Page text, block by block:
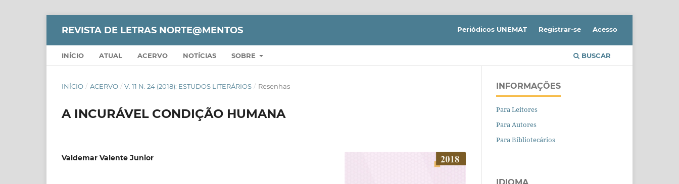
REVISTA DE LETRAS NORTE@MENTOS
INÍCIO ATUAL ACERVO NOTÍCIAS SOBRE BUSCAR
Periódicos UNEMAT Registrar-se Acesso
INÍCIO / ACERVO / V. 11 N. 24 (2018): ESTUDOS LITERÁRIOS / Resenhas
A INCURÁVEL CONDIÇÃO HUMANA
Valdemar Valente Junior
INFORMAÇÕES
Para Leitores
Para Autores
Para Bibliotecários